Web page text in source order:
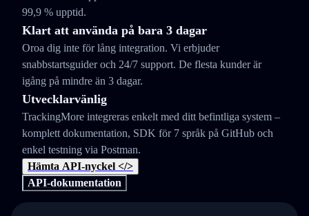
99,9 % upptid.
Klart att använda på bara 3 dagar
Oroa dig inte för lång integration. Vi erbjuder
snabbstartsguider och 24/7 support. De flesta kunder är
igång på mindre än 3 dagar.
Utvecklarvänlig
TrackingMore integreras enkelt med ditt befintliga system –
komplett dokumentation, SDK för 7 språk på GitHub och
enkel testning via Postman.
Hämta API-nyckel </>
API-dokumentation